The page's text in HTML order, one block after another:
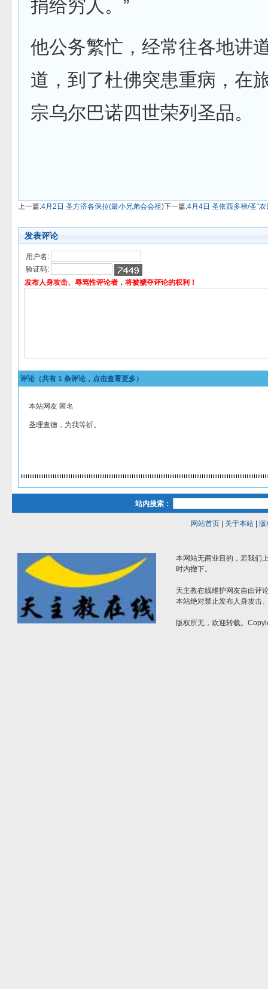
捐给穷人。”
他公务繁忙，经常往各地讲
道，到了杜佛突患重病，在
宗乌尔巴诺四世荣列圣品。
上一篇:4月2日 圣方济各保拉(最小兄弟会会祖)下一篇:4月4日 圣依西多禄/圣“
发表评论
用户名:
验证码:
发布人身攻击、辱骂性评论者，将被褫夺评论的权利！
评论（共有 1 条评论，点击查看更多）
本站网友 匿名
圣理查德，为我等祈。
站内搜索：
网站首页| 关于本站| 版
本网站无商业目的，若我们
时内撤下。
天主教在线维护网友自由评
本站绝对禁止发布人身攻击
版权所无，欢迎转载。